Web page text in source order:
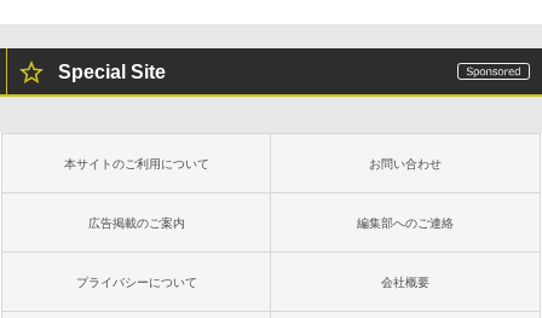
Special Site
本サイトのご利用について お問い合わせ
広告掲載のご案内 編集部へのご連絡
プライバシーについて 会社概要